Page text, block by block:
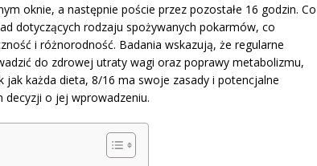
oknie, a następnie poście przez pozostałe 16 godzin. Co
dotyczących rodzaju spożywanych pokarmów, co
i różnorodność. Badania wskazują, że regularne
do zdrowej utraty wagi oraz poprawy metabolizmu,
jak każda dieta, 8/16 ma swoje zasady i potencjalne
o jej wprowadzeniu.